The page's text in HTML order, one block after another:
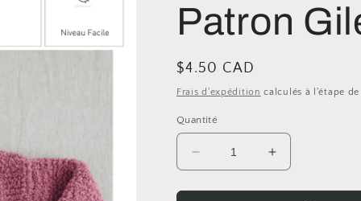
Patron
Prix
habituel
$4.50 CAD
Frais d'expédition calculés à l'étape
Quantité
Réduire
la
quantité
Augmenter
la
quantité